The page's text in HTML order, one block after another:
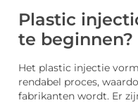
Plastic
te beginnen?
Het plastic injectie
rendabel proces,
fabrikanten wordt. Er